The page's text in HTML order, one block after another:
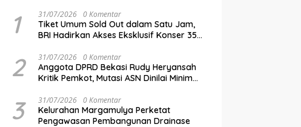
Administrasi Beres, PSU Sentul
Tiga Kelurahan di Kecamatan
1 31/07/2026 0 Komentar
Tiket Umum Sold Out dalam Satu Jam,
BRI Hadirkan Akses Eksklusif Konser 35
2 31/07/2026 0 Komentar
Anggota DPRD Bekasi Rudy Heryansah
Kritik Pemkot, Mutasi ASN Dinilai Minim
3 31/07/2026 0 Komentar
Kelurahan Margamulya Perketat
Pengawasan Pembangunan Drainase